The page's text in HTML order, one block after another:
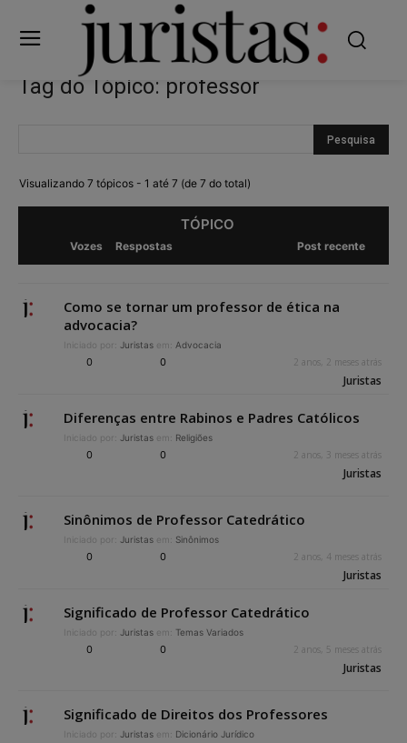
Tag do Tópico: professor
Visualizando 7 tópicos - 1 até 7 (de 7 do total)
TÓPICO
Vozes Respostas Post recente
Como se tornar um professor de ética na
advocacia?
Iniciado por: Juristas em: Advocacia
0 0 2 anos, 2 meses atrás
Juristas
Diferenças entre Rabinos e Padres Católicos
Iniciado por: Juristas em: Religiões
0 0 2 anos, 3 meses atrás
Juristas
Sinônimos de Professor Catedrático
Iniciado por: Juristas em: Sinônimos
0 0 2 anos, 4 meses atrás
Juristas
Significado de Professor Catedrático
Iniciado por: Juristas em: Temas Variados
0 0 2 anos, 5 meses atrás
Juristas
Significado de Direitos dos Professores
Iniciado por: Juristas em: Dicionário Jurídico